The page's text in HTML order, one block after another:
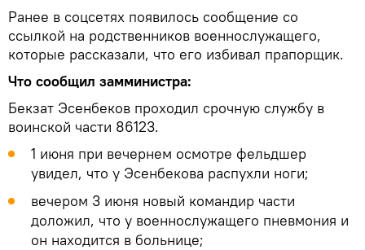
Ранее в соцсетях появилось сообщение со
ссылкой на родственников военнослужащего,
которые рассказали, что его избивал прапорщик.
Что сообщил замминистра:
Бекзат Эсенбеков проходил срочную службу в
воинской части 86123.
1 июня при вечернем осмотре фельдшер
увидел, что у Эсенбекова распухли ноги;
вечером 3 июня новый командир части
доложил, что у военнослужащего пневмония и
он находится в больнице;